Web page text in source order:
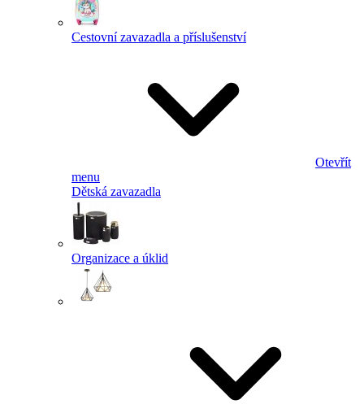
Cestovní zavazadla a příslušenství
Otevřít
menu
Dětská zavazadla
Organizace a úklid